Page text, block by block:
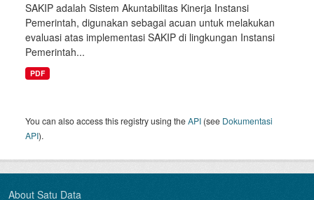
SAKIP adalah Sistem Akuntabilitas Kinerja Instansi
Pemerintah, digunakan sebagai acuan untuk melakukan
evaluasi atas implementasi SAKIP di lingkungan Instansi
Pemerintah...
PDF
You can also access this registry using theAPI (see Dokumentasi
API).
About Satu Data